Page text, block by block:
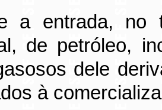
a entrada, no
de petróleo,
dele
à